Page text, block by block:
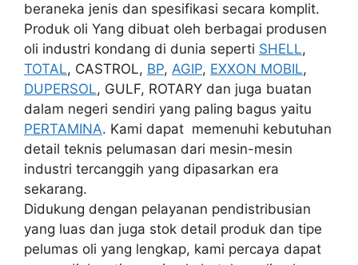
beraneka jenis dan spesifikasi secara komplit.
Produk oli Yang dibuat oleh berbagai produsen
oli industri kondang di dunia seperti SHELL,
TOTAL, CASTROL, BP, AGIP, EXXON MOBIL,
DUPERSOL, GULF, ROTARY dan juga buatan
dalam negeri sendiri yang paling bagus yaitu
PERTAMINA. Kami dapat memenuhi kebutuhan
detail teknis pelumasan dari mesin-mesin
industri tercanggih yang dipasarkan era
sekarang.
Didukung dengan pelayanan pendistribusian
yang luas dan juga stok detail produk dan tipe
pelumas oli yang lengkap, kami percaya dapat